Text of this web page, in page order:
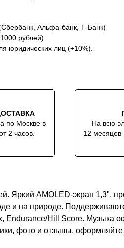
Альфа-банк, Т-Банк)
рублей)
юридических лиц (+10%).
На всю
12 месяцев
по Москве в
2 часов.
Яркий AMOLED-экран 1,3",
и на природе.
Endurance/Hill Score. Музыка
фото и отзывы, оформляйте